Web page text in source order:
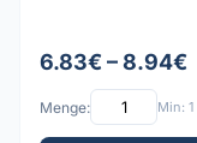
6.83€ – 8.94€
Menge: Min: 1